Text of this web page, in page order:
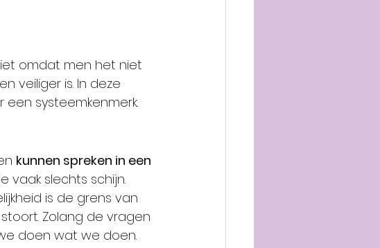
omdat men het niet
veiliger is. In deze
een systeemkenmerk.
kunnen spreken in een
vaak slechts schijn.
is de grens van
Zolang de vragen
doen wat we doen.